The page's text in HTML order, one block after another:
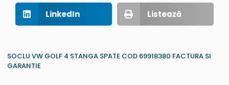
LinkedIn Listează
SOCLU VW GOLF 4 STANGA SPATE COD 69918380 FACTURA SI
GARANTIE